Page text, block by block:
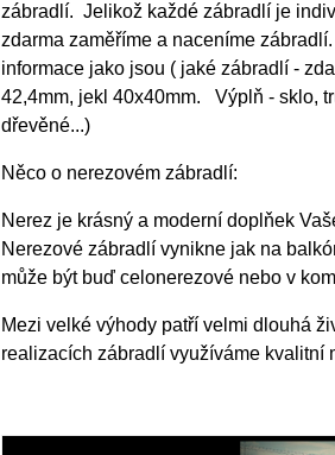
zábradlí. Jelikož každé zábradlí je
zdarma zaměříme a naceníme
informace jako jsou ( jaké zábradlí -
42,4mm, jekl 40x40mm. Výplň - sklo,
dřevěné...)
Něco o nerezovém zábradlí:
Nerez je krásný a moderní doplňek
Nerezové zábradlí vynikne jak na
může být buď celonerezové nebo v
Mezi velké výhody patří velmi dlouhá
realizacích zábradlí využíváme kvalitní